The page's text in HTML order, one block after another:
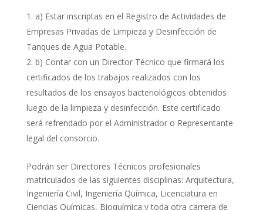
a) Estar inscriptas en el Registro de Actividades de
Empresas Privadas de Limpieza y Desinfección de
Tanques de Agua Potable.
b) Contar con un Director Técnico que firmará los
certificados de los trabajos realizados con los
resultados de los ensayos bacteriológicos obtenidos
luego de la limpieza y desinfección. Este certificado
será refrendado por el Administrador o Representante
legal del consorcio.
Podrán ser Directores Técnicos profesionales
matriculados de las siguientes disciplinas: Arquitectura,
Ingeniería Civil, Ingeniería Química, Licenciatura en
Ciencias Químicas, Bioquímica y toda otra carrera de